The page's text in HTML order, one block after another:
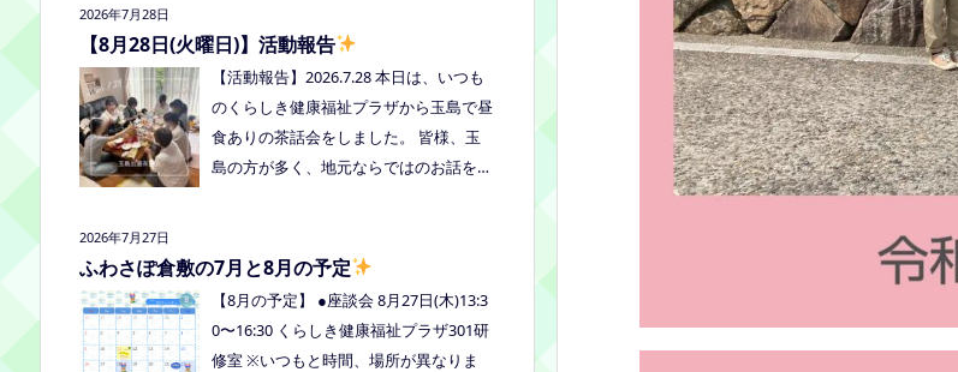
2026年7月28日
【8月28日(火曜日)】活動報告
【活動報告】2026.7.28 本日は、いつも
のくらしき健康福祉プラザから玉島で昼
食ありの茶話会をしました。 皆様、玉
島の方が多く、地元ならではのお話をし
7(木)13:30〜リアラボさんに来てもら
ある方はぜひお越しください
2026年7月27日
ふわさぽ倉敷の7月と8月の予定
【8月の予定】 ●座談会 8月27日(木)13:3
0〜16:30 くらしき健康福祉プラザ301研
修室 ※いつもと時間、場所が異なりま